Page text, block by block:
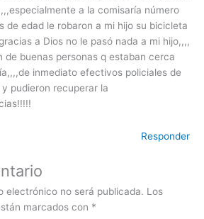
a la comisaría número
de edad le robaron a mi hijo su bicicleta
a Dios no le pasó nada a mi hijo,,,,
de buenas personas q estaban cerca
inmediato efectivos policiales de
pudieron recuperar la
Responder
electrónico no será publicada. Los
marcados con *